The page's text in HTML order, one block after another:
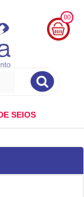
00
0,00
SEIOS